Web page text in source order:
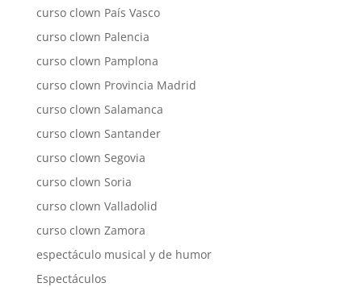
curso clown País Vasco
curso clown Palencia
curso clown Pamplona
curso clown Provincia Madrid
curso clown Salamanca
curso clown Santander
curso clown Segovia
curso clown Soria
curso clown Valladolid
curso clown Zamora
espectáculo musical y de humor
Espectáculos